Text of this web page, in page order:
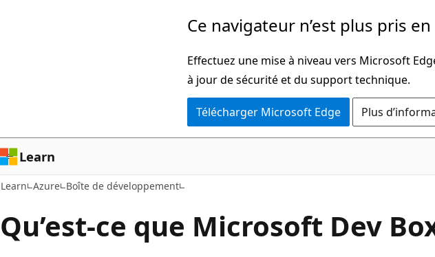
Ce navigateur n’est plus pris
Effectuez une mise à niveau vers Microsoft
à jour de sécurité et du support technique.
Télécharger Microsoft Edge Plus
Learn
Learn Azure Boîte de développement
Qu’est-ce que Microsoft Dev